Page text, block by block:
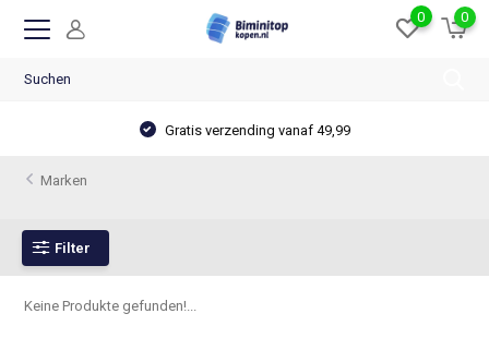
0 0
Gratis verzending vanaf 49,99
Marken
Filter
Keine Produkte gefunden!...